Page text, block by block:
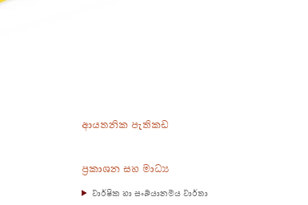
ආයතනික පැතිකඩ
ප්‍රකාශන සහ මාධ්‍ය
වාර්ෂික හා සංඛ්යානමය වාර්තා